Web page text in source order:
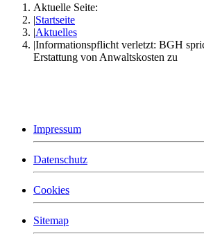
Aktuelle Seite:
Startseite
Aktuelles
Informationspflicht verletzt: BGH
Erstattung von Anwaltskosten zu
Impressum
Datenschutz
Cookies
Sitemap